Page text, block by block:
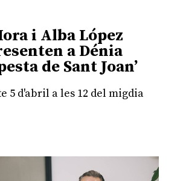
i Alba López
a Dénia
de Sant Joan’
5 d'abril a les 12 del migdia